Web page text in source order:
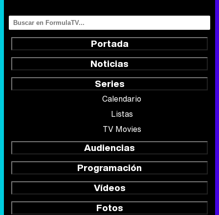
Portada
Noticias
Series
Calendario
Listas
TV Movies
Audiencias
Programación
Vídeos
Fotos